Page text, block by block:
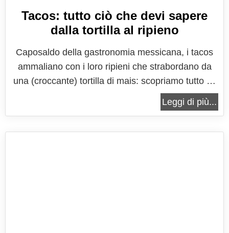
Tacos: tutto ciò che devi sapere
dalla tortilla al ripieno
Caposaldo della gastronomia messicana, i tacos
ammaliano con i loro ripieni che strabordano da
una (croccante) tortilla di mais: scopriamo tutto su
questo incredibile piatto.
Leggi di più...